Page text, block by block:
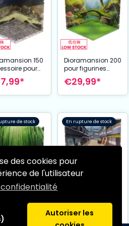
des cookies pour
de l'utilisateur
Autoriser les
150
pour
et
Dioramansion 200
pour figurines
Nendoroid et
Figma Forest
€29,99*
de stock
150
Bamboo
En rupture de stock
Figma Edo
€27,99*